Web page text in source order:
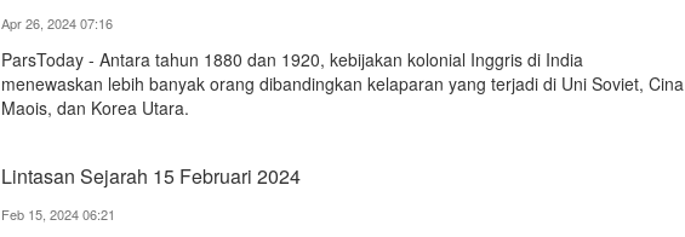
Apr 26, 2024 07:16
ParsToday - Antara tahun 1880 dan 1920, kebijakan kolonial Inggris di India
menewaskan lebih banyak orang dibandingkan kelaparan yang terjadi di Uni Soviet, Cina
Maois, dan Korea Utara.
Lintasan Sejarah 15 Februari 2024
Feb 15, 2024 06:21